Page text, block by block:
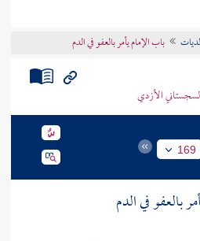
باب الإمام يأمر بالعفو في الدم
الأزدي
169
بالعفو في الدم